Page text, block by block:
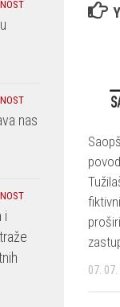
07. 07.
nas
i